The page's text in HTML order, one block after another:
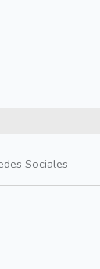
Sociales